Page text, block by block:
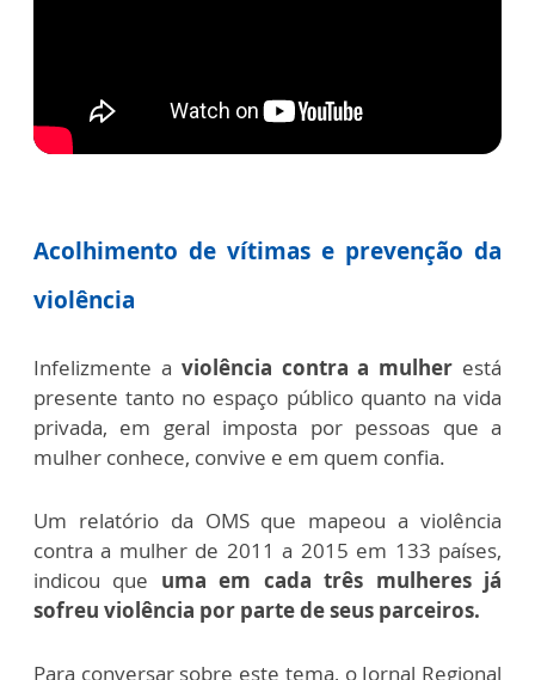
Acolhimento de vítimas e prevenção da
violência
Infelizmente a violência contra a mulher está
presente tanto no espaço público quanto na vida
privada, em geral imposta por pessoas que a
mulher conhece, convive e em quem confia.
Um relatório da OMS que mapeou a violência
contra a mulher de 2011 a 2015 em 133 países,
indicou que uma em cada três mulheres já
sofreu violência por parte de seus parceiros.
Para conversar sobre este tema, o Jornal Regional